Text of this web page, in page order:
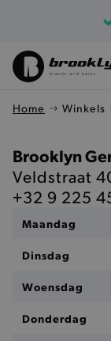
Home Winkels
Brooklyn
Veldstraat
+32 9 225
Maandag
Dinsdag
Woensdag
Donderdag